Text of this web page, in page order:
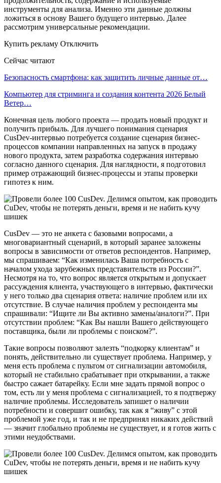
инструменты для анализа. Именно эти данные должны
ложиться в основу Вашего будущего интервью. Далее
рассмотрим универсальные рекомендации.
Купить рекламу Отключить
Сейчас читают
Безопасность смартфона: как защитить личные данные от…
Компьютер для стриминга и создания контента 2026 Белый
Ветер…
Конечная цель любого проекта — продать новый продукт и
получить прибыль. Для лучшего понимания сценария
CusDev-интервью потребуется создание сценария бизнес-
процессов компании направленных на запуск в продажу
нового продукта, затем разработка содержания интервью
согласно данного сценария. Для наглядности, я подготовил
пример отражающий бизнес-процессы и этапы проверки
гипотез к ним.
CusDev — это не анкета с базовыми вопросами, а
многовариантный сценарий, в который заранее заложены
вопросы в зависимости от ответов респондентов. Например,
мы спрашиваем: “Как изменилась Ваша потребность с
началом ухода зарубежных представительств из России?”.
Несмотря на то, что вопрос является открытым и допускает
рассуждения клиента, участвующего в интервью, фактически
у него только два сценария ответа: наличие проблем или их
отсутствие. В случае наличия проблем у респондента мы
спрашивали: “Ищите ли Вы активно замены/аналоги?”. При
отсутствии проблем: “Как Вы нашли Вашего действующего
поставщика, были ли проблемы с поиском?”.
Такие вопросы позволяют залезть “подкорку клиентам” и
понять, действительно ли существует проблема. Например, у
меня есть проблема с пультом от сигнализации автомобиля,
который не стабильно срабатывает при открывании, а также
быстро сажает батарейку. Если мне задать прямой вопрос о
том, есть ли у меня проблема с сигнализацией, то я подтвержу
наличие проблемы. Исследователь запишет о наличии
потребности и совершит ошибку, так как я “живу” с этой
проблемой уже год, и так и не предпринял никаких действий
— значит глобально проблемы не существует, и я готов жить с
этими неудобствами.